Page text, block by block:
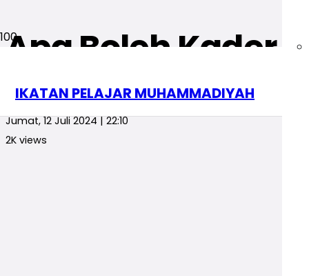
IKATAN PELAJAR MUHAMMADIYAH
Apa Boleh Kader
redaksi
Jumat, 12 Juli 2024 | 22:10
2K views